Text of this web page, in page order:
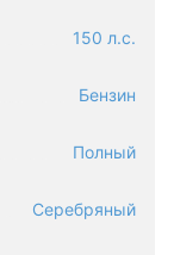
150 л.с.
Бензин
Полный
Серебряный